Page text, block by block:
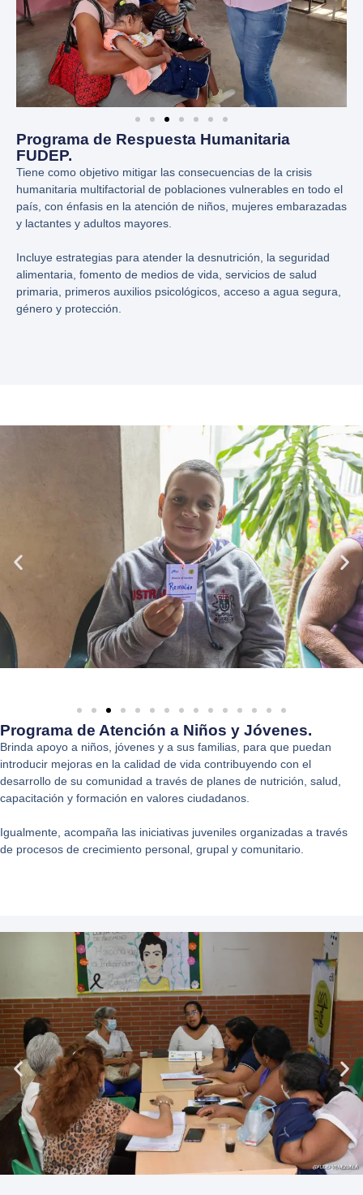
Programa de Respuesta Humanitaria
FUDEP.
Tiene como objetivo mitigar las consecuencias de la crisis
humanitaria multifactorial de poblaciones vulnerables en todo el
país, con énfasis en la atención de niños, mujeres embarazadas
y lactantes y adultos mayores.
Incluye estrategias para atender la desnutrición, la seguridad
alimentaria, fomento de medios de vida, servicios de salud
primaria, primeros auxilios psicológicos, acceso a agua segura,
género y protección.
Programa de Atención a Niños y Jóvenes.
Brinda apoyo a niños, jóvenes y a sus familias, para que puedan
introducir mejoras en la calidad de vida contribuyendo con el
desarrollo de su comunidad a través de planes de nutrición, salud,
capacitación y formación en valores ciudadanos.
Igualmente, acompaña las iniciativas juveniles organizadas a través
de procesos de crecimiento personal, grupal y comunitario.